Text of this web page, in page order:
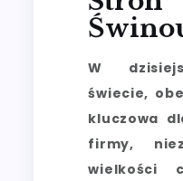
W
świecie,
kluczowa
firmy,
wielkości